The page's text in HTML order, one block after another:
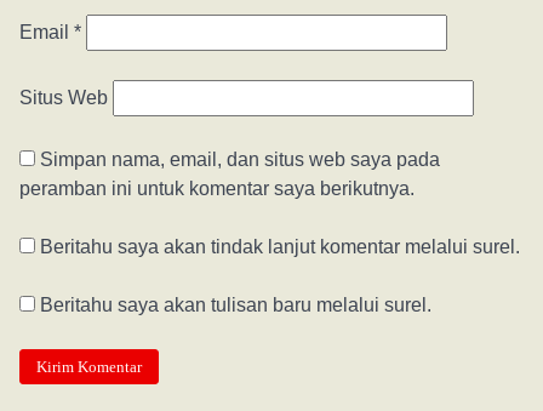
Email *
Situs Web
Simpan nama, email, dan situs web saya pada
peramban ini untuk komentar saya berikutnya.
Beritahu saya akan tindak lanjut komentar melalui surel.
Beritahu saya akan tulisan baru melalui surel.